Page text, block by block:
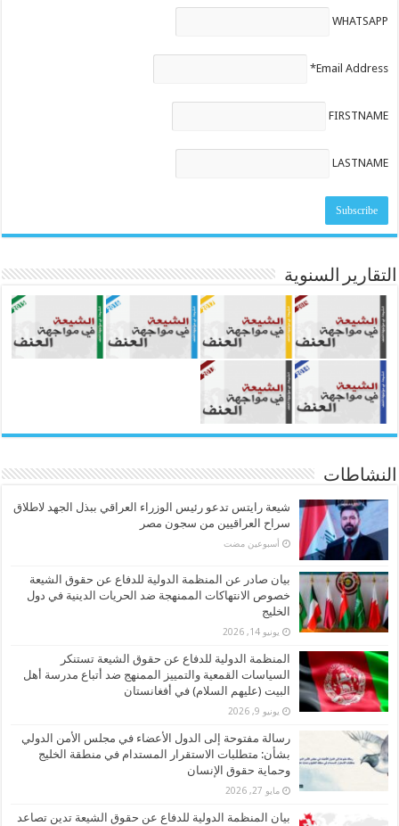
WHATSAPP
Email Address*
FIRSTNAME
LASTNAME
التقارير السنوية
النشاطات
شيعة رايتس تدعو رئيس الوزراء العراقي ببذل الجهد لاطلاق
سراح العراقيين من سجون مصر
‏أسبوعين مضت
بيان صادر عن المنظمة الدولية للدفاع عن حقوق الشيعة
خصوص الانتهاكات الممنهجة ضد الحريات الدينية في دول
الخليج
يونيو 14, 2026
المنظمة الدولية للدفاع عن حقوق الشيعة تستنكر
السياسات القمعية والتمييز الممنهج ضد أتباع مدرسة أهل
البيت (عليهم السلام) في أفغانستان
يونيو 9, 2026
رسالة مفتوحة إلى الدول الأعضاء في مجلس الأمن الدولي
بشأن: متطلبات الاستقرار المستدام في منطقة الخليج
وحماية حقوق الإنسان
مايو 27, 2026
بيان المنظمة الدولية للدفاع عن حقوق الشيعة تدين تصاعد